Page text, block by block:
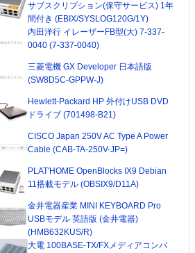
サブスクリプション(保守サービス) 1年
間付き (EBIX/SYSLOG120G/1Y)
内田洋行 イレーザーFB型(大) 7-337-
0040 (7-337-0040)
三菱電機 GX Developer 日本語版
(SW8D5C-GPPW-J)
Hewlett-Packard HP 外付けUSB DVD
ドライブ (701498-B21)
CISCO Japan 250V AC Type A Power
Cable (CAB-TA-250V-JP=)
PLAT'HOME OpenBlocks IX9 Debian
11搭載モデル (OBSIX9/D11A)
金井電器産業 MINI KEYBOARD Pro
USBモデル 英語版 (金井電器)
(HMB632KUS/R)
大電 100BASE-TX/FXメディアコンバ